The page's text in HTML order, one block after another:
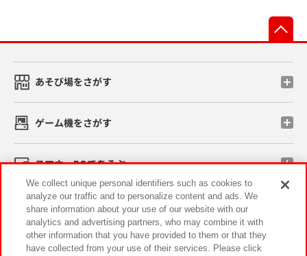
あそび場をさがす
ゲーム機をさがす
スマホ・PCであそぶ
イベント・キャンペーン
We collect unique personal identifiers such as cookies to
analyze our traffic and to personalize content and ads. We
share information about your use of our website with our
analytics and advertising partners, who may combine it with
other information that you have provided to them or that they
have collected from your use of their services. Please click